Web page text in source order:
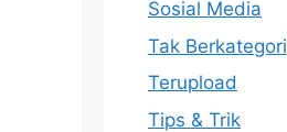
Sosial Media
Tak Berkategori
Terupload
Tips & Trik